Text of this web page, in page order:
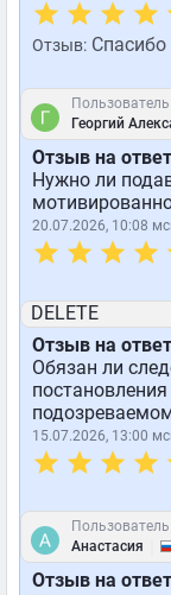
Отзыв: Спасибо
Пользователь
Отзыв на
Нужно ли
20.07.2026, 10:08
DELETE
Отзыв на
Обязан ли
15.07.2026, 13:00
Пользователь
Анастасия
Отзыв на